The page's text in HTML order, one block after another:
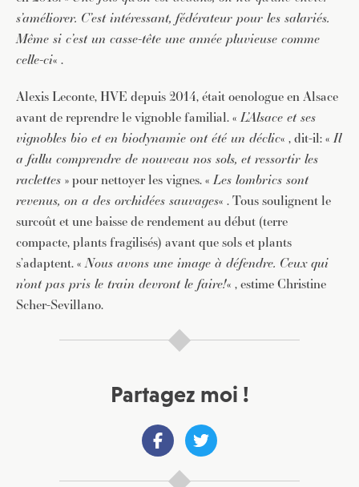
s’améliorer. C’est intéressant, fédérateur pour les salariés.
Même si c’est un casse-tête une année pluvieuse comme
celle-ci« .
Alexis Leconte, HVE depuis 2014, était oenologue en Alsace
avant de reprendre le vignoble familial. «L’Alsace et ses
vignobles bio et en biodynamie ont été un déclic« , dit-il: «Il
a fallu comprendre de nouveau nos sols, et ressortir les
raclettes » pour nettoyer les vignes. «Les lombrics sont
revenus, on a des orchidées sauvages« . Tous soulignent le
surcoût et une baisse de rendement au début (terre
compacte, plants fragilisés) avant que sols et plants
s’adaptent. «Nous avons une image à défendre. Ceux qui
n’ont pas pris le train devront le faire!« , estime Christine
Scher-Sevillano.
Partagez moi !